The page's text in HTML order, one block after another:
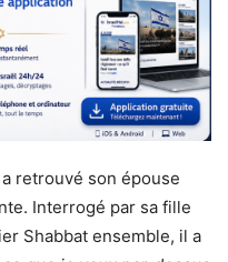
retrouvé son épouse
Interrogé par sa fille
Shabbat ensemble, il a